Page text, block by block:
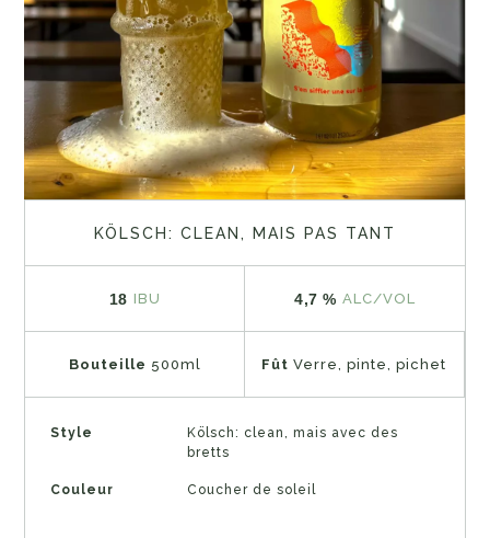
KÖLSCH: CLEAN, MAIS PAS TANT
18 IBU 4,7 % ALC/VOL
Bouteille 500ml FûtVerre, pinte, pichet
Style
Kölsch: clean, mais avec des
bretts
Couleur Coucher de soleil